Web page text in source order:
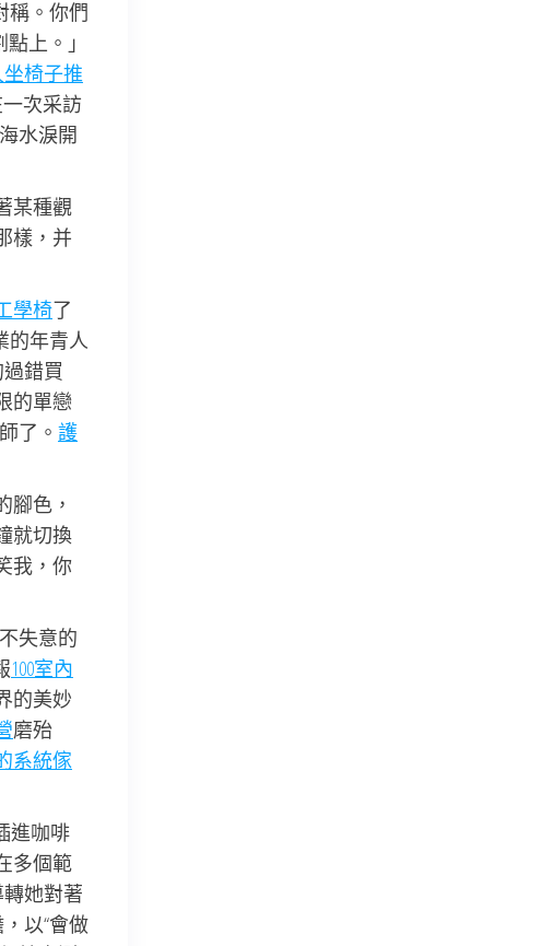
稱。你們
上。」
椅子推
次采訪
水淚開
某種觀
樣，并
學椅了
的年青人
錯買
的單戀
了。 護
腳色，
就切換
我，你
不失意的
100室內
的美妙
磨殆
系統傢
進咖啡
多個範
她對著
以“會做